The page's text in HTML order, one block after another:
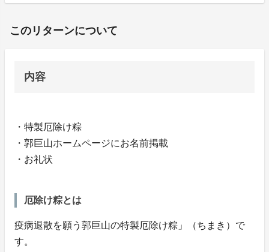
このリターンについて
内容
・特製厄除け粽
・郭巨山ホームページにお名前掲載
・お礼状
厄除け粽とは
疫病退散を願う郭巨山の特製厄除け粽」（ちまき）で
す。